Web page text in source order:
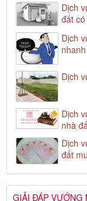
Dịch
đất
Dịch
Dịch
Dịch
nhà
Dịch
đất
GIẢI ĐÁP VƯỚNG